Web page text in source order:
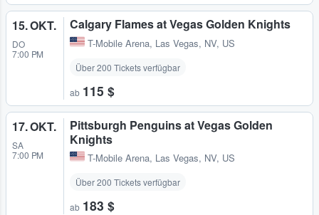
15. OKT.
DO
7:00 PM
Calgary Flames at Vegas Golden Knights
T-Mobile Arena, Las Vegas, NV, US
Über 200 Tickets verfügbar
ab 115 $
17. OKT.
SA
7:00 PM
Pittsburgh Penguins at Vegas Golden
Knights
T-Mobile Arena, Las Vegas, NV, US
Über 200 Tickets verfügbar
ab 183 $